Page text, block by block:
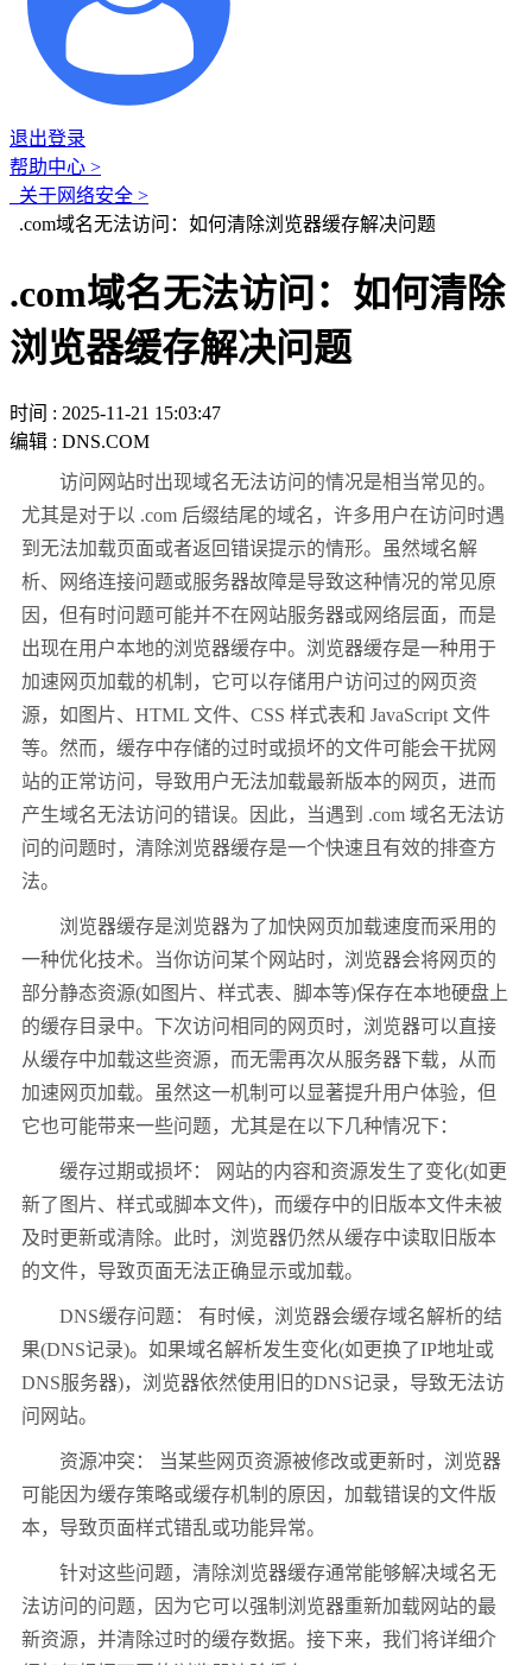
退出登录
帮助中心 >
关于网络安全 >
.com域名无法访问：如何清除浏览器缓存解决问题
.com域名无法访问：如何清除
浏览器缓存解决问题
时间 : 2025-11-21 15:03:47
编辑 : DNS.COM
访问网站时出现域名无法访问的情况是相当常见的。
尤其是对于以 .com 后缀结尾的域名，许多用户在访问时遇
到无法加载页面或者返回错误提示的情形。虽然域名解
析、网络连接问题或服务器故障是导致这种情况的常见原
因，但有时问题可能并不在网站服务器或网络层面，而是
出现在用户本地的浏览器缓存中。浏览器缓存是一种用于
加速网页加载的机制，它可以存储用户访问过的网页资
源，如图片、HTML 文件、CSS 样式表和 JavaScript 文件
等。然而，缓存中存储的过时或损坏的文件可能会干扰网
站的正常访问，导致用户无法加载最新版本的网页，进而
产生域名无法访问的错误。因此，当遇到 .com 域名无法访
问的问题时，清除浏览器缓存是一个快速且有效的排查方
法。
浏览器缓存是浏览器为了加快网页加载速度而采用的
一种优化技术。当你访问某个网站时，浏览器会将网页的
部分静态资源(如图片、样式表、脚本等)保存在本地硬盘上
的缓存目录中。下次访问相同的网页时，浏览器可以直接
从缓存中加载这些资源，而无需再次从服务器下载，从而
加速网页加载。虽然这一机制可以显著提升用户体验，但
它也可能带来一些问题，尤其是在以下几种情况下：
缓存过期或损坏： 网站的内容和资源发生了变化(如更
新了图片、样式或脚本文件)，而缓存中的旧版本文件未被
及时更新或清除。此时，浏览器仍然从缓存中读取旧版本
的文件，导致页面无法正确显示或加载。
DNS缓存问题： 有时候，浏览器会缓存域名解析的结
果(DNS记录)。如果域名解析发生变化(如更换了IP地址或
DNS服务器)，浏览器依然使用旧的DNS记录，导致无法访
问网站。
资源冲突： 当某些网页资源被修改或更新时，浏览器
可能因为缓存策略或缓存机制的原因，加载错误的文件版
本，导致页面样式错乱或功能异常。
针对这些问题，清除浏览器缓存通常能够解决域名无
法访问的问题，因为它可以强制浏览器重新加载网站的最
新资源，并清除过时的缓存数据。接下来，我们将详细介